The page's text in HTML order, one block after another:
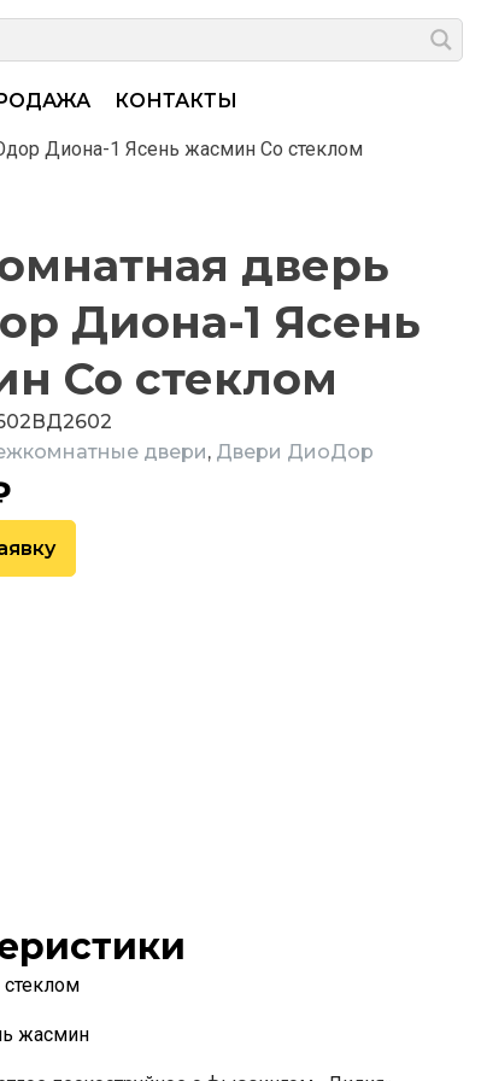
КОНТАКТЫ
Диона-1 Ясень жасмин Со стеклом
дверь
Диона-1 Ясень
Со стеклом
ВД2602
двери, Двери ДиоДор
стеклом
жасмин